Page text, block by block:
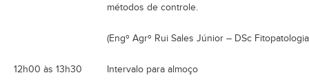
métodos de controle.
(Engº Agrº Rui Sales Júnior – DSc
12h00 às 13h30 Intervalo para almoço